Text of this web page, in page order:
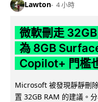
Lawton 4 小時
微軟刪走
為 8GB
Copilot+ 門檻
Microsoft 被發現靜靜刪
置 32GB RAM 的建議。